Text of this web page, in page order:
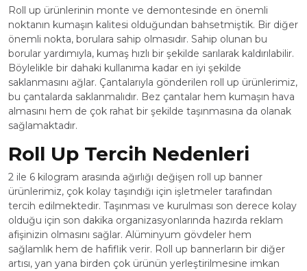
Roll up ürünlerinin monte ve demontesinde en önemli
noktanın kumaşın kalitesi olduğundan bahsetmiştik. Bir diğer
önemli nokta, borulara sahip olmasıdır. Sahip olunan bu
borular yardımıyla, kumaş hızlı bir şekilde sarılarak kaldırılabilir.
Böylelikle bir dahaki kullanıma kadar en iyi şekilde
saklanmasını ağlar. Çantalarıyla gönderilen roll up ürünlerimiz,
bu çantalarda saklanmalıdır. Bez çantalar hem kumaşın hava
almasını hem de çok rahat bir şekilde taşınmasına da olanak
sağlamaktadır.
Roll Up Tercih Nedenleri
2 ile 6 kilogram arasında ağırlığı değişen roll up banner
ürünlerimiz, çok kolay taşındığı için işletmeler tarafından
tercih edilmektedir. Taşınması ve kurulması son derece kolay
olduğu için son dakika organizasyonlarında hazırda reklam
afişinizin olmasını sağlar. Alüminyum gövdeler hem
sağlamlık hem de hafiflik verir. Roll up bannerların bir diğer
artısı, yan yana birden çok ürünün yerleştirilmesine imkan